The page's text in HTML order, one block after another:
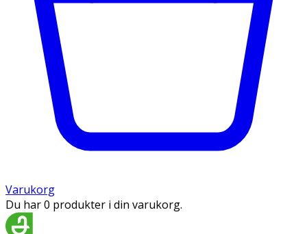
Varukorg
Du har 0 produkter i din varukorg.